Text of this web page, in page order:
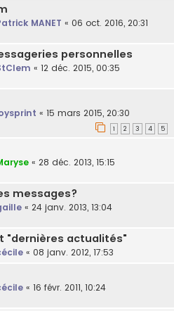
MANET « 06 oct. 2016, 20:31
personnelles
« 12 déc. 2015, 00:35
« 15 mars 2015, 20:30
1 2 3 4 5
« 28 déc. 2013, 15:15
messages?
« 24 janv. 2013, 13:04
"dernières actualités"
« 08 janv. 2012, 17:53
« 16 févr. 2011, 10:24